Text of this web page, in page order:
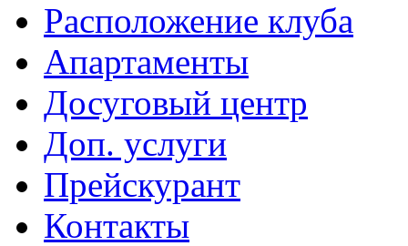
Расположение клуба
Апартаменты
Досуговый центр
Доп. услуги
Прейскурант
Контакты